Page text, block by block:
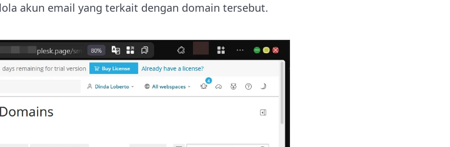
akun email yang terkait dengan domain tersebut.